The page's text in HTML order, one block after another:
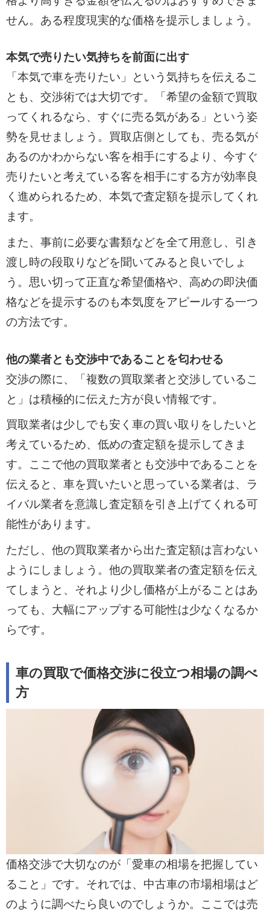
せん。ある程度現実的な価格を提示しましょう。
本気で売りたい気持ちを前面に出す
「本気で車を売りたい」という気持ちを伝えるこ
とも、交渉術では大切です。「希望の金額で買取
ってくれるなら、すぐに売る気がある」という姿
勢を見せましょう。買取店側としても、売る気が
あるのかわからない客を相手にするより、今すぐ
売りたいと考えている客を相手にする方が効率良
く進められるため、本気で査定額を提示してくれ
ます。
また、事前に必要な書類などを全て用意し、引き
渡し時の段取りなどを聞いてみると良いでしょ
う。思い切って正直な希望価格や、高めの即決価
格などを提示するのも本気度をアピールする一つ
の方法です。
他の業者とも交渉中であることを匂わせる
交渉の際に、「複数の買取業者と交渉しているこ
と」は積極的に伝えた方が良い情報です。
買取業者は少しでも安く車の買い取りをしたいと
考えているため、低めの査定額を提示してきま
す。ここで他の買取業者とも交渉中であることを
伝えると、車を買いたいと思っている業者は、ラ
イバル業者を意識し査定額を引き上げてくれる可
能性があります。
ただし、他の買取業者から出た査定額は言わない
ようにしましょう。他の買取業者の査定額を伝え
てしまうと、それより少し価格が上がることはあ
っても、大幅にアップする可能性は少なくなるか
らです。
車の買取で価格交渉に役立つ相場の調べ
方
価格交渉で大切なのが「愛車の相場を把握してい
ること」です。それでは、中古車の市場相場はど
のように調べたら良いのでしょうか。ここでは売